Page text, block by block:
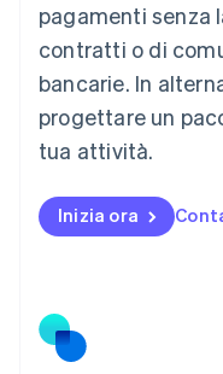
pagamenti senza
contratti o di
bancarie. In
progettare un
tua attività.
Inizia ora
English简体中文
Malta
English
Messico
Español English
Norvegia
Nuova Zelanda
English
Paesi Bassi
Portogallo
Português